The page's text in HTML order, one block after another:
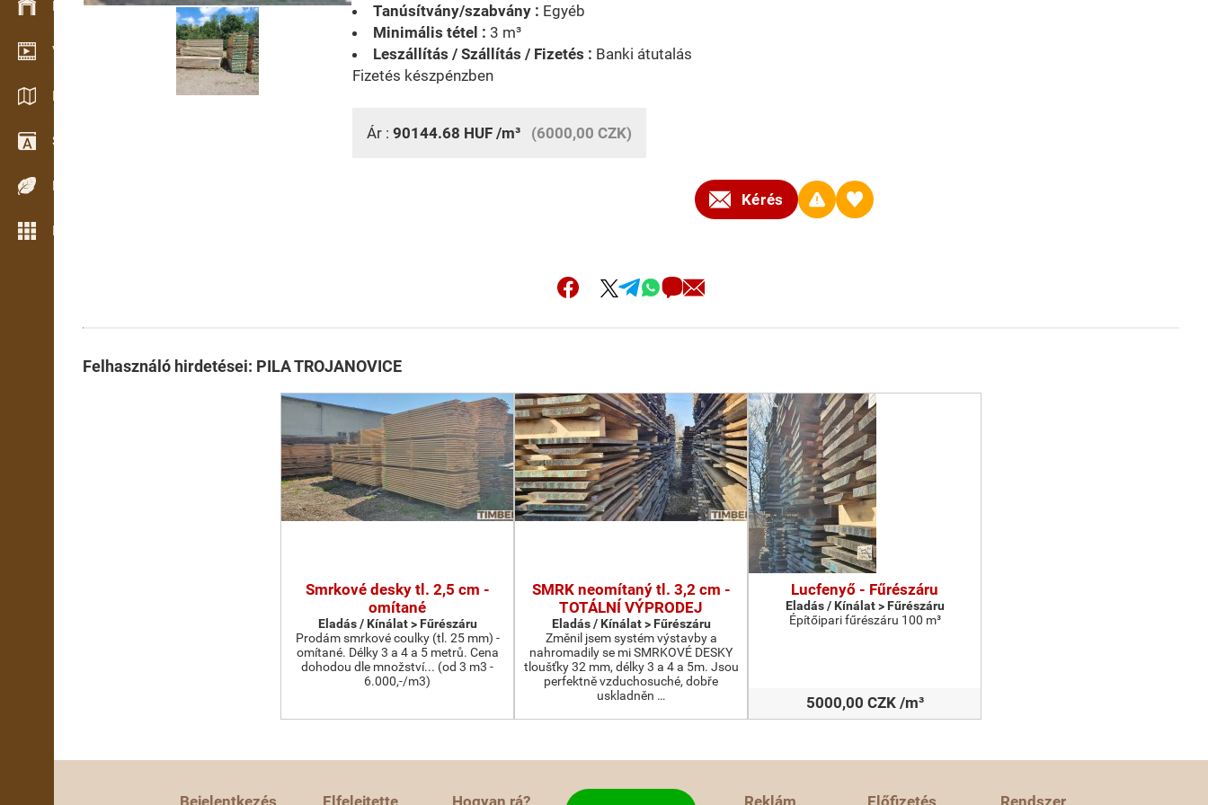
Készlet kezelés
Video bemutatóterem
Katalógusok / Prospektusok
Szótár
Fafajok
Még több funkció
Tanúsítvány/szabvány : Egyéb
Minimális tétel : 3 m³
Leszállítás / Szállítás / Fizetés : Banki átutalás
Fizetés készpénzben
Ár : 90144.68 HUF /m³ (6000,00 CZK)
Kérés
Felhasználó hirdetései: PILA TROJANOVICE
Smrkové desky tl. 2,5 cm -
omítané
Eladás / Kínálat > Fűrészáru
Prodám smrkové coulky (tl. 25 mm) -
omítané. Délky 3 a 4 a 5 metrů. Cena
dohodou dle množství... (od 3 m3 -
6.000,-/m3)
SMRK neomítaný tl. 3,2 cm -
TOTÁLNÍ VÝPRODEJ
Eladás / Kínálat > Fűrészáru
Změnil jsem systém výstavby a
nahromadily se mi SMRKOVÉ DESKY
tloušťky 32 mm, délky 3 a 4 a 5m. Jsou
perfektně vzduchosuché, dobře
uskladněn …
Lucfenyő - Fűrészáru
Eladás / Kínálat > Fűrészáru
Építőipari fűrészáru 100 m³
5000,00 CZK /m³
Bejelentkezés Elfelejtette Hogyan rá? Reklám Előfizetés Rendszer